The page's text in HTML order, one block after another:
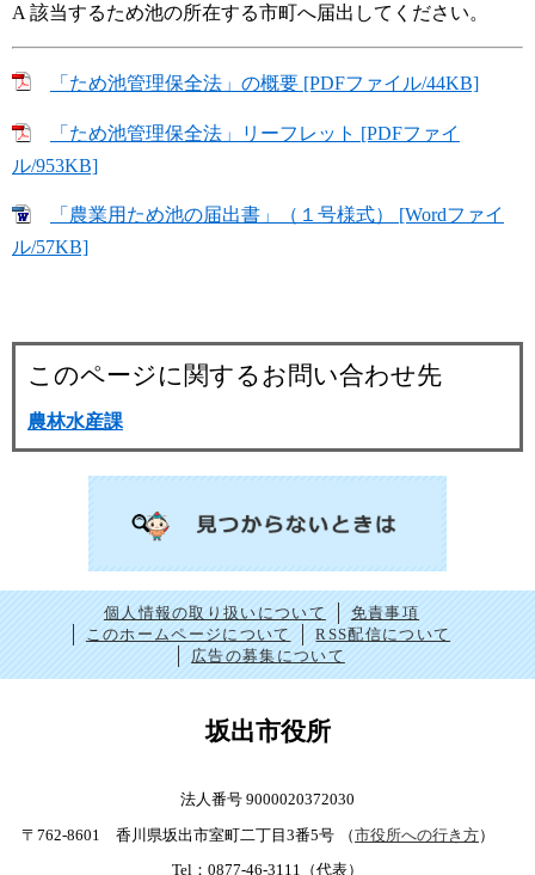
A 該当するため池の所在する市町へ届出してください。
「ため池管理保全法」の概要 [PDFファイル/44KB]
「ため池管理保全法」リーフレット [PDFファイ
ル/953KB]
「農業用ため池の届出書」（１号様式） [Wordファイ
ル/57KB]
このページに関するお問い合わせ先
農林水産課
個人情報の取り扱いについて
免責事項
このホームページについて
RSS配信について
広告の募集について
坂出市役所
法人番号 9000020372030
〒762-8601 香川県坂出市室町二丁目3番5号
（市役所への行き方）
Tel：0877-46-3111（代表）